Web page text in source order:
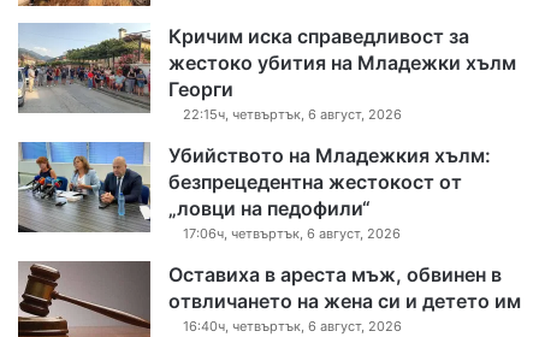
Кричим иска справедливост за
жестоко убития на Младежки хълм
Георги
22:15ч, четвъртък, 6 август, 2026
Убийството на Младежкия хълм:
безпрецедентна жестокост от
„ловци на педофили“
17:06ч, четвъртък, 6 август, 2026
Оставиха в ареста мъж, обвинен в
отвличането на жена си и детето им
16:40ч, четвъртък, 6 август, 2026